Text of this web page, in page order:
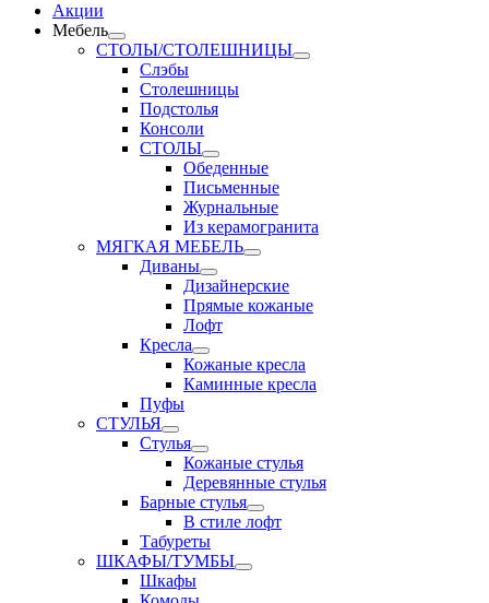
Акции
Мебель
СТОЛЫ/СТОЛЕШНИЦЫ
Слэбы
Столешницы
Подстолья
Консоли
СТОЛЫ
Обеденные
Письменные
Журнальные
Из керамогранита
МЯГКАЯ МЕБЕЛЬ
Диваны
Дизайнерские
Прямые кожаные
Лофт
Кресла
Кожаные кресла
Каминные кресла
Пуфы
СТУЛЬЯ
Стулья
Кожаные стулья
Деревянные стулья
Барные стулья
В стиле лофт
Табуреты
ШКАФЫ/ТУМБЫ
Шкафы